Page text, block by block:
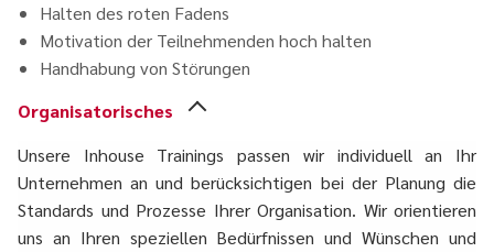
Halten des roten Fadens
Motivation der Teilnehmenden hoch halten
Handhabung von Störungen
Organisatorisches
Unsere Inhouse Trainings passen wir individuell an Ihr
Unternehmen an und berücksichtigen bei der Planung die
Standards und Prozesse Ihrer Organisation. Wir orientieren
uns an Ihren speziellen Bedürfnissen und Wünschen und